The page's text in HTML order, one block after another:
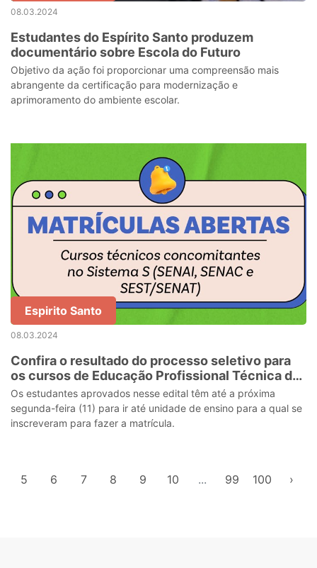
08.03.2024
Estudantes do Espírito Santo produzem
documentário sobre Escola do Futuro
Objetivo da ação foi proporcionar uma compreensão mais
abrangente da certificação para modernização e
aprimoramento do ambiente escolar.
Espirito Santo
08.03.2024
Confira o resultado do processo seletivo para
os cursos de Educação Profissional Técnica de
Nível Médio
Os estudantes aprovados nesse edital têm até a próxima
segunda-feira (11) para ir até unidade de ensino para a qual se
inscreveram para fazer a matrícula.
5 6 7 8 9 10 ... 99 100 ›